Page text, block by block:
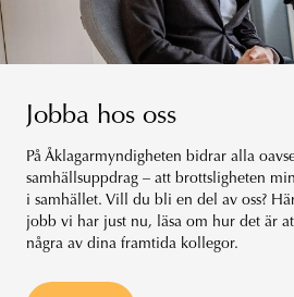
Jobba hos oss
På Åklagarmyndigheten bidrar alla
samhällsuppdrag – att brottsligheten
i samhället. Vill du bli en del av oss?
jobb vi har just nu, läsa om hur det är
några av dina framtida kollegor.